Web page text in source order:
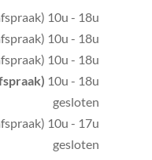
10u - 18u
10u - 18u
10u - 18u
10u - 18u
gesloten
10u - 17u
gesloten